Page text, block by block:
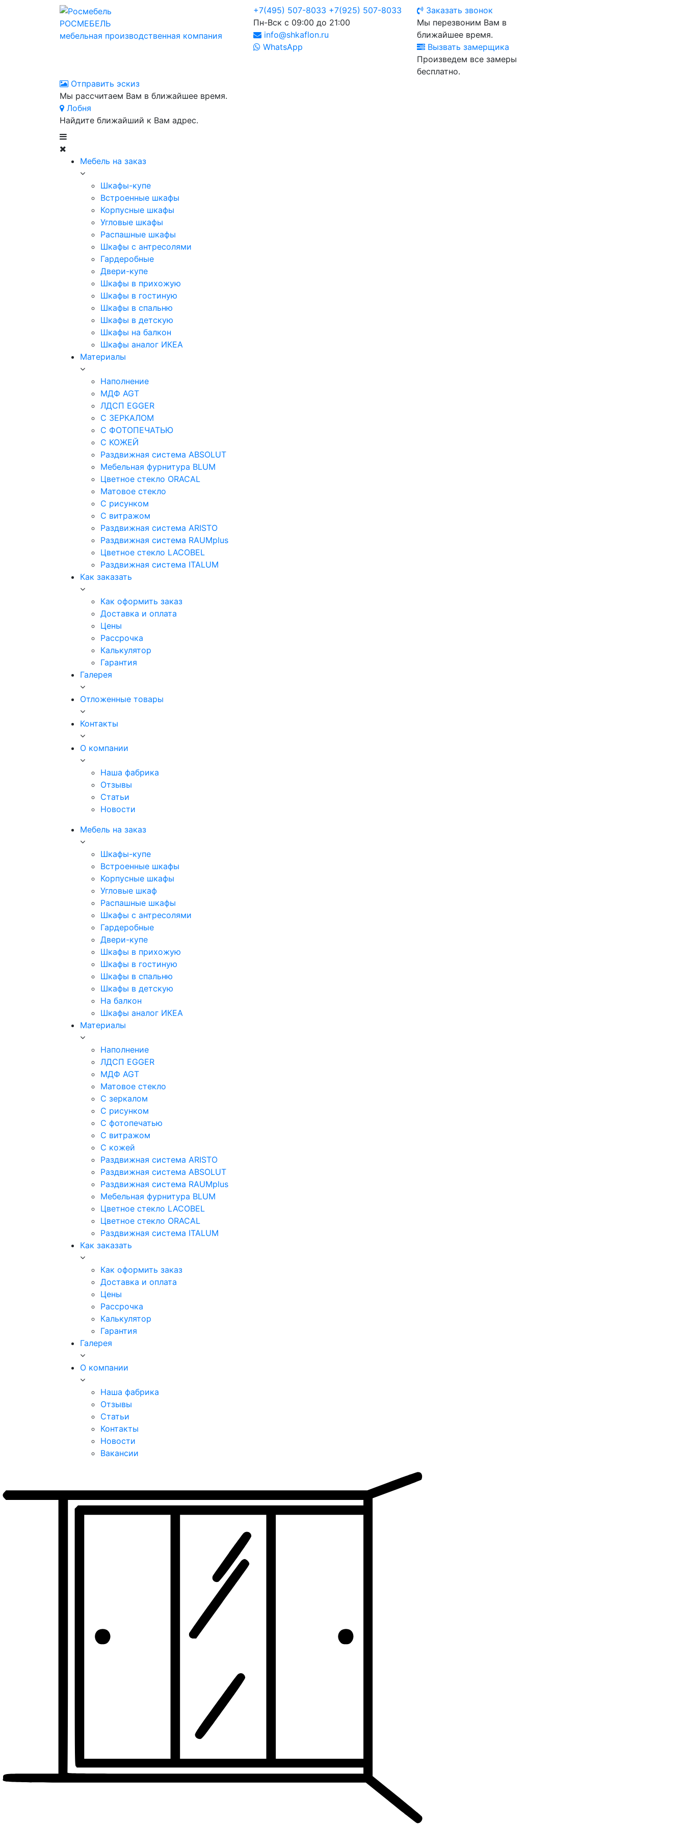
РОСМЕБЕЛЬ
мебельная производственная компания
+7(495) 507-8033 +7(925) 507-8033
Пн-Вск с 09:00 до 21:00
info@shkaflon.ru
WhatsApp
Заказать звонок
Мы перезвоним Вам в
ближайшее время.
Вызвать замерщика
Произведем все замеры
бесплатно.
Отправить эскиз
Мы рассчитаем Вам в ближайшее время.
Лобня
Найдите ближайший к Вам адрес.
Мебель на заказ
Шкафы-купе
Встроенные шкафы
Корпусные шкафы
Угловые шкафы
Распашные шкафы
Шкафы с антресолями
Гардеробные
Двери-купе
Шкафы в прихожую
Шкафы в гостиную
Шкафы в спальню
Шкафы в детскую
Шкафы на балкон
Шкафы аналог ИКЕА
Материалы
Наполнение
МДФ AGT
ЛДСП EGGER
С ЗЕРКАЛОМ
С ФОТОПЕЧАТЬЮ
С КОЖЕЙ
Раздвижная система ABSOLUT
Мебельная фурнитура BLUM
Цветное стекло ORACAL
Матовое стекло
C рисунком
C витражом
Раздвижная система ARISTO
Раздвижная система RAUMplus
Цветное стекло LACOBEL
Раздвижная система ITALUM
Как заказать
Как оформить заказ
Доставка и оплата
Цены
Рассрочка
Калькулятор
Гарантия
Галерея
Отложенные товары
Контакты
О компании
Наша фабрика
Отзывы
Статьи
Новости
Мебель на заказ
Шкафы-купе
Встроенные шкафы
Корпусные шкафы
Угловые шкаф
Распашные шкафы
Шкафы с антресолями
Гардеробные
Двери-купе
Шкафы в прихожую
Шкафы в гостиную
Шкафы в спальню
Шкафы в детскую
На балкон
Шкафы аналог ИКЕА
Материалы
Наполнение
ЛДСП EGGER
МДФ AGT
Матовое стекло
С зеркалом
С рисунком
С фотопечатью
С витражом
С кожей
Раздвижная система ARISTO
Раздвижная система ABSOLUT
Раздвижная система RAUMplus
Мебельная фурнитура BLUM
Цветное стекло LACOBEL
Цветное стекло ORACAL
Раздвижная система ITALUM
Как заказать
Как оформить заказ
Доставка и оплата
Цены
Рассрочка
Калькулятор
Гарантия
Галерея
О компании
Наша фабрика
Отзывы
Статьи
Контакты
Новости
Вакансии